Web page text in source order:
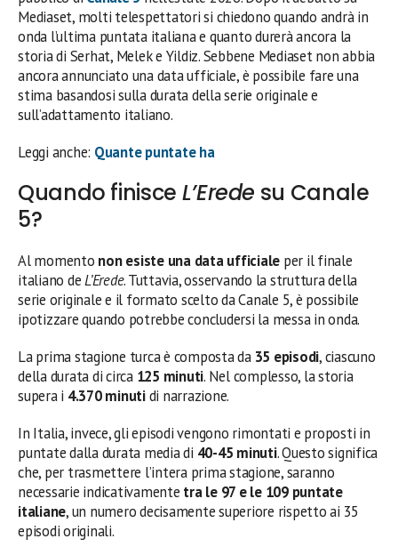
Mediaset, molti telespettatori si chiedono quando andrà in
onda l’ultima puntata italiana e quanto durerà ancora la
storia di Serhat, Melek e Yildiz. Sebbene Mediaset non abbia
ancora annunciato una data ufficiale, è possibile fare una
stima basandosi sulla durata della serie originale e
sull’adattamento italiano.
Leggi anche: Quante puntate ha
Quando finisce L’Erede su Canale
5?
Al momento non esiste una data ufficiale per il finale
italiano deL’Erede. Tuttavia, osservando la struttura della
serie originale e il formato scelto da Canale 5, è possibile
ipotizzare quando potrebbe concludersi la messa in onda.
La prima stagione turca è composta da 35 episodi, ciascuno
della durata di circa 125 minuti. Nel complesso, la storia
supera i 4.370 minutidi narrazione.
In Italia, invece, gli episodi vengono rimontati e proposti in
puntate dalla durata media di 40-45 minuti. Questo significa
che, per trasmettere l’intera prima stagione, saranno
necessarie indicativamente tra le 97 e le 109 puntate
italiane, un numero decisamente superiore rispetto ai 35
episodi originali.